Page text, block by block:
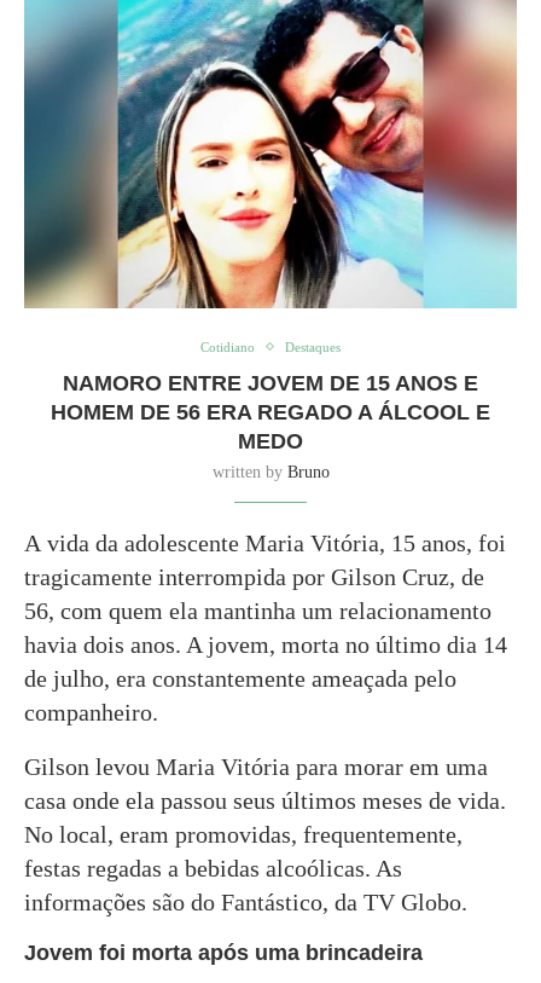
Cotidiano Destaques
NAMORO ENTRE JOVEM DE 15 ANOS E
HOMEM DE 56 ERA REGADO A ÁLCOOL E
MEDO
written by Bruno
A vida da adolescente Maria Vitória, 15 anos, foi
tragicamente interrompida por Gilson Cruz, de
56, com quem ela mantinha um relacionamento
havia dois anos. A jovem, morta no último dia 14
de julho, era constantemente ameaçada pelo
companheiro.
Gilson levou Maria Vitória para morar em uma
casa onde ela passou seus últimos meses de vida.
No local, eram promovidas, frequentemente,
festas regadas a bebidas alcoólicas. As
informações são do Fantástico, da TV Globo.
Jovem foi morta após uma brincadeira